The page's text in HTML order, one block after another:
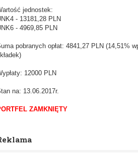
jednostek:
- 13181,28 PLN
- 4969,85 PLN
pobranych opłat: 4841,27 PLN (14,51%
12000 PLN
na: 13.06.2017r.
ZAMKNIĘTY